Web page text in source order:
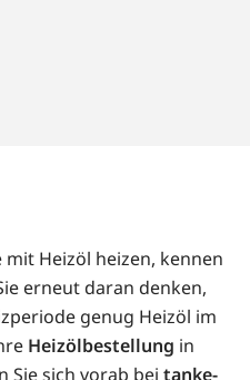
mit Heizöl heizen, kennen
erneut daran denken,
genug Heizöl im
Heizölbestellung in
Sie sich vorab bei tanke-